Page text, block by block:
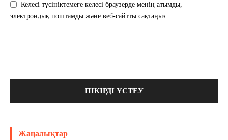
Келесі түсініктемеге келесі браузерде менің атымды,
электрондық поштамды және веб-сайтты сақтаңыз.
Жаңалықтар